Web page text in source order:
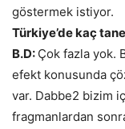
göstermek istiyor.
Türkiye’de kaç
B.D: Çok fazla yok.
efekt konusunda
var. Dabbe2 bizim
fragmanlardan